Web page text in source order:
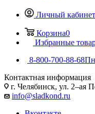
Личный кабинет
Корзина0
Избранные
8-800-700-88-68
Контактная информация
г. Челябинск, ул. 2–ая
info@sladkond.ru